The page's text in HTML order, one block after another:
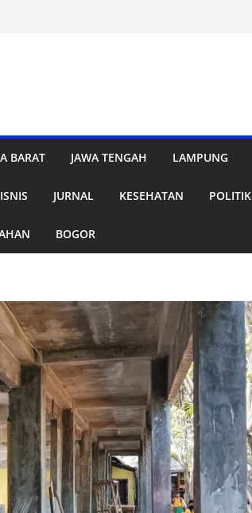
BARAT JAWA TENGAH LAMPUNG
JURNAL KESEHATAN POLITIK
BOGOR